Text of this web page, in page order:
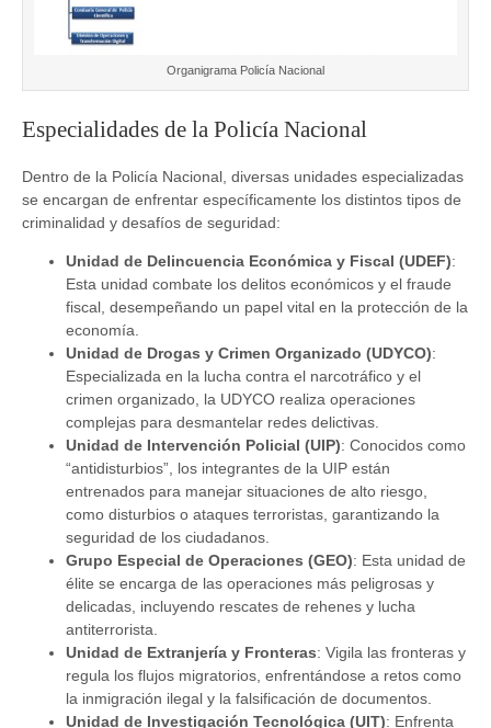
Organigrama Policía Nacional
Especialidades de la Policía Nacional
Dentro de la Policía Nacional, diversas unidades especializadas
se encargan de enfrentar específicamente los distintos tipos de
criminalidad y desafíos de seguridad:
Unidad de Delincuencia Económica y Fiscal (UDEF):
Esta unidad combate los delitos económicos y el fraude
fiscal, desempeñando un papel vital en la protección de la
economía.
Unidad de Drogas y Crimen Organizado (UDYCO):
Especializada en la lucha contra el narcotráfico y el
crimen organizado, la UDYCO realiza operaciones
complejas para desmantelar redes delictivas.
Unidad de Intervención Policial (UIP): Conocidos como
“antidisturbios”, los integrantes de la UIP están
entrenados para manejar situaciones de alto riesgo,
como disturbios o ataques terroristas, garantizando la
seguridad de los ciudadanos.
Grupo Especial de Operaciones (GEO): Esta unidad de
élite se encarga de las operaciones más peligrosas y
delicadas, incluyendo rescates de rehenes y lucha
antiterrorista.
Unidad de Extranjería y Fronteras: Vigila las fronteras y
regula los flujos migratorios, enfrentándose a retos como
la inmigración ilegal y la falsificación de documentos.
Unidad de Investigación Tecnológica (UIT): Enfrenta